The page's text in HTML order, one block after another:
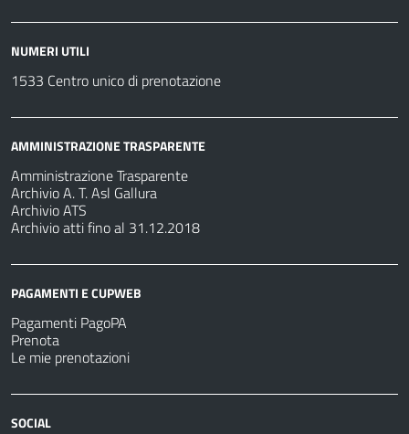
NUMERI UTILI
1533 Centro unico di prenotazione
AMMINISTRAZIONE TRASPARENTE
Amministrazione Trasparente
Archivio A. T. Asl Gallura
Archivio ATS
Archivio atti fino al 31.12.2018
PAGAMENTI E CUPWEB
Pagamenti PagoPA
Prenota
Le mie prenotazioni
SOCIAL